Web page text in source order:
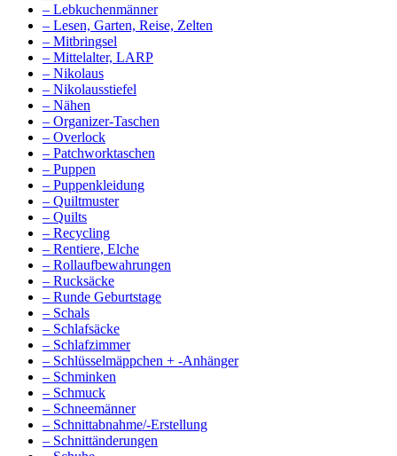
– Lebkuchenmänner
– Lesen, Garten, Reise, Zelten
– Mitbringsel
– Mittelalter, LARP
– Nikolaus
– Nikolausstiefel
– Nähen
– Organizer-Taschen
– Overlock
– Patchworktaschen
– Puppen
– Puppenkleidung
– Quiltmuster
– Quilts
– Recycling
– Rentiere, Elche
– Rollaufbewahrungen
– Rucksäcke
– Runde Geburtstage
– Schals
– Schlafsäcke
– Schlafzimmer
– Schlüsselmäppchen + -Anhänger
– Schminken
– Schmuck
– Schneemänner
– Schnittabnahme/-Erstellung
– Schnittänderungen